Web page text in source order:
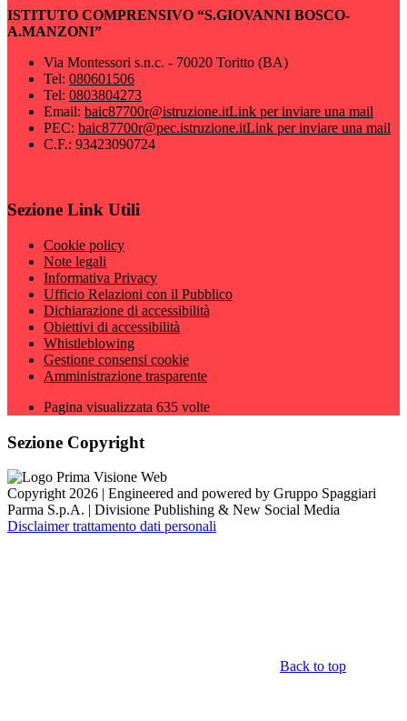
ISTITUTO COMPRENSIVO “S.GIOVANNI BOSCO-
A.MANZONI”
Via Montessori s.n.c. - 70020 Toritto (BA)
Tel: 080601506
Tel: 0803804273
Email: baic87700r@istruzione.itLink per inviare una mail
PEC: baic87700r@pec.istruzione.itLink per inviare una mail
C.F.: 93423090724
Sezione Link Utili
Cookie policy
Note legali
Informativa Privacy
Ufficio Relazioni con il Pubblico
Dichiarazione di accessibilità
Obiettivi di accessibilità
Whistleblowing
Gestione consensi cookie
Amministrazione trasparente
Pagina visualizzata 635 volte
Sezione Copyright
Copyright 2026 | Engineered and powered by Gruppo Spaggiari
Parma S.p.A. | Divisione Publishing & New Social Media
Disclaimer trattamento dati personali
Back to top